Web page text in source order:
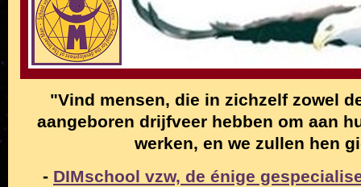
"Vind mensen, die in zichzelf zowel
aangeboren drijfveer hebben om aan
werken, en we zullen hen
- DIMschool vzw, de énige